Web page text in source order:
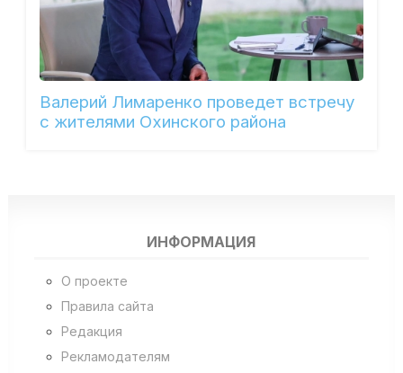
Валерий Лимаренко проведет встречу
с жителями Охинского района
ИНФОРМАЦИЯ
О проекте
Правила сайта
Редакция
Рекламодателям